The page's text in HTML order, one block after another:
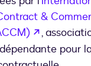
(CLM)
&
s’ouvre
,
pour